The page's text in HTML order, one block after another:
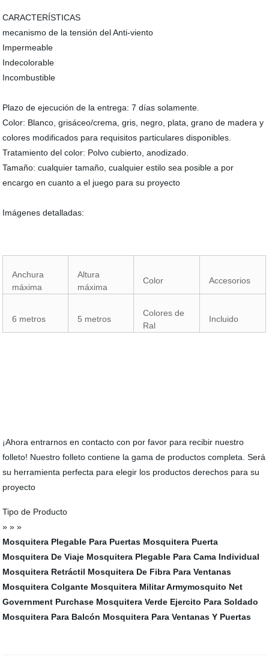
CARACTERÍSTICAS
mecanismo de la tensión del Anti-viento
Impermeable
Indecolorable
Incombustible
Plazo de ejecución de la entrega: 7 días solamente.
Color: Blanco, grisáceo/crema, gris, negro, plata, grano de madera y
colores modificados para requisitos particulares disponibles.
Tratamiento del color: Polvo cubierto, anodizado.
Tamaño: cualquier tamaño, cualquier estilo sea posible a por
encargo en cuanto a el juego para su proyecto
Imágenes detalladas:
Anchura
máxima
Altura
máxima
Color Accesorios
6 metros 5 metros
Colores de
Ral
Incluido
¡Ahora entrarnos en contacto con por favor para recibir nuestro
folleto! Nuestro folleto contiene la gama de productos completa. Será
su herramienta perfecta para elegir los productos derechos para su
proyecto
Tipo de Producto
» » »
Mosquitera Plegable Para Puertas Mosquitera Puerta
Mosquitera De Viaje Mosquitera Plegable Para Cama Individual
Mosquitera Retráctil Mosquitera De Fibra Para Ventanas
Mosquitera Colgante Mosquitera Militar Armymosquito Net
Government Purchase Mosquitera Verde Ejercito Para Soldado
Mosquitera Para Balcón Mosquitera Para Ventanas Y Puertas